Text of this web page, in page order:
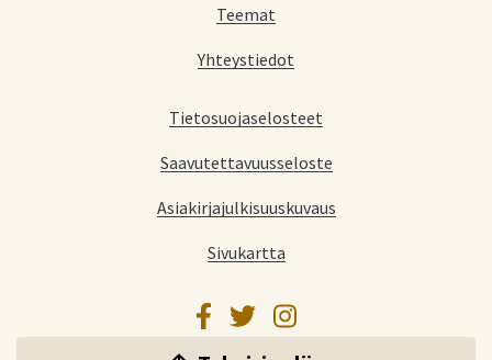
Teemat
Yhteystiedot
Tietosuojaselosteet
Saavutettavuusseloste
Asiakirjajulkisuuskuvaus
Sivukartta
Facebook
TwitterInstagram